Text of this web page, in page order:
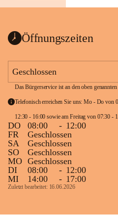
Öffnungszeiten
Geschlossen
Das Bürgerservice ist an den oben
DO 08:00 - 12:00
FR
Geschlossen
SA
Geschlossen
SO
Geschlossen
MO Geschlossen
DI
08:00 - 12:00
MI
14:00 - 17:00
Zuletzt bearbeitet: 16.06.2026